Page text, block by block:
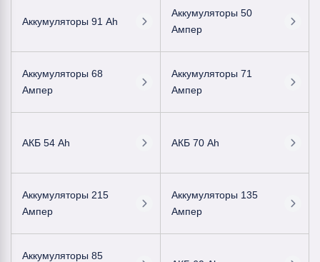
Аккумуляторы 91 Ah
Аккумуляторы 50
Ампер
Аккумуляторы 68
Ампер
Аккумуляторы 71
Ампер
АКБ 54 Ah АКБ 70 Ah
Аккумуляторы 215
Ампер
Аккумуляторы 135
Ампер
Аккумуляторы 85